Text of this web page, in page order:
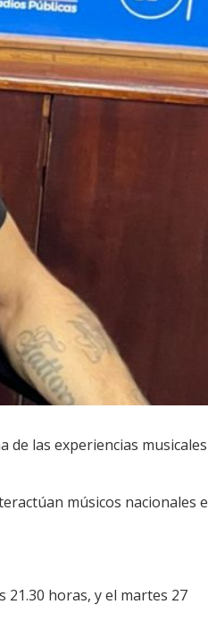
de las experiencias musicales
músicos nacionales e
21.30 horas, y el martes 27